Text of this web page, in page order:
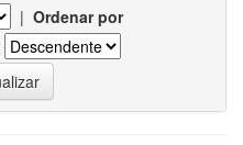
| Ordenar por